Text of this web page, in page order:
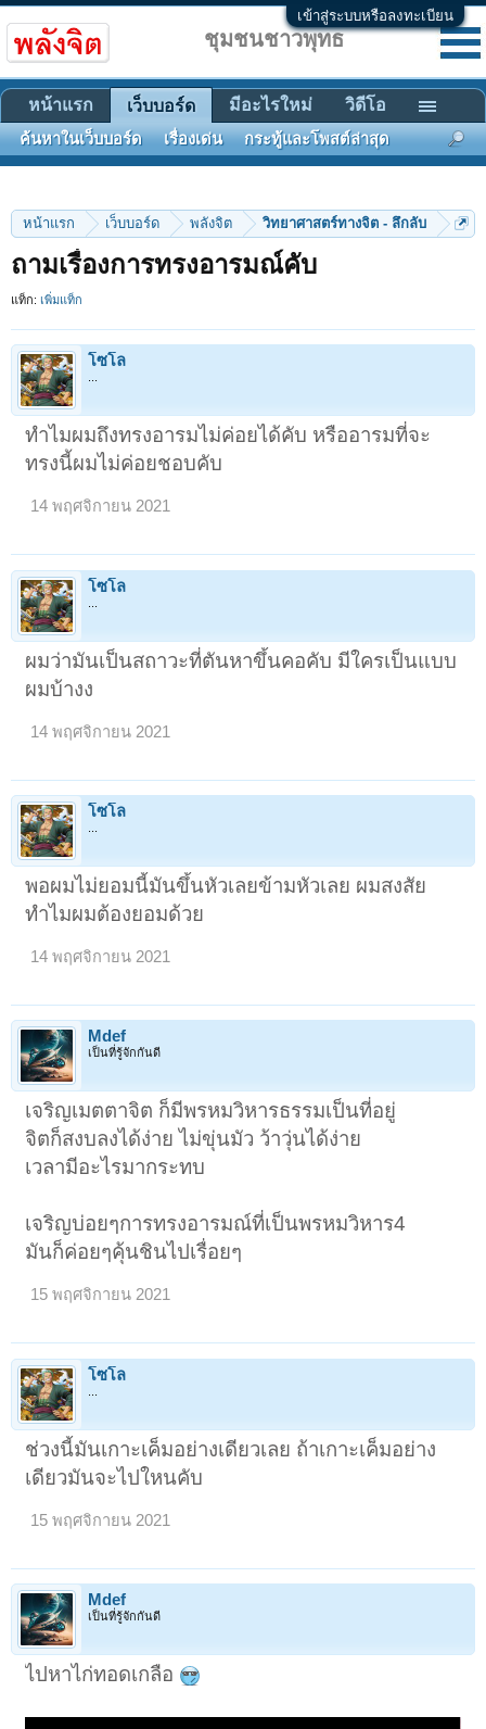
เข้าสู่ระบบหรือลงทะเบียน
หน้าแรก เว็บบอร์ด พลังจิต วิทยาศาสตร์ทางจิต - ลึกลับ
ถามเรื่องการทรงอารมณ์คับ
แท็ก: เพิ่มแท็ก
โซโล
ทำไมผมถึงทรงอารมไม่ค่อยได้คับ หรืออารมที่จะ
ทรงนี้ผมไม่ค่อยชอบคับ
14 พฤศจิกายน 2021
โซโล
ผมว่ามันเป็นสถาวะที่ตันหาขึ้นคอคับ มีใครเป็นแบบ
ผมบ้างง
14 พฤศจิกายน 2021
โซโล
พอผมไม่ยอมนี้มันขึ้นหัวเลยข้ามหัวเลย ผมสงสัย
ทำไมผมต้องยอมด้วย
14 พฤศจิกายน 2021
Mdef
เป็นที่รู้จักกันดี
เจริญเมตตาจิต ก็มีพรหมวิหารธรรมเป็นที่อยู่
จิตก็สงบลงได้ง่าย ไม่ขุ่นมัว ว้าวุ่นได้ง่าย
เวลามีอะไรมากระทบ
เจริญบ่อยๆการทรงอารมณ์ที่เป็นพรหมวิหาร4
มันก็ค่อยๆคุ้นชินไปเรื่อยๆ
15 พฤศจิกายน 2021
โซโล
ช่วงนี้มันเกาะเค็มอย่างเดียวเลย ถ้าเกาะเค็มอย่าง
เดียวมันจะไปใหนคับ
15 พฤศจิกายน 2021
Mdef
เป็นที่รู้จักกันดี
ไปหาไก่ทอดเกลือ
ชุมชนชาวพุทธ
หน้าแรก เว็บบอร์ด
ค้นหาในเว็บบอร์ด เรื่องเด่น กระทู้และโพสต์ล่าสุด
มีอะไรใหม่ วิดีโอ